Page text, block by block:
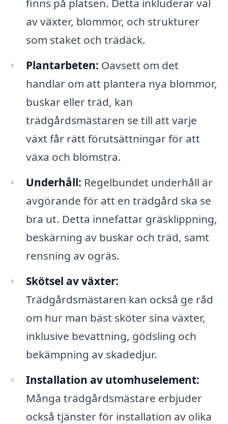
finns på platsen. Detta inkluderar val
av växter, blommor, och strukturer
som staket och trädäck.
Plantarbeten: Oavsett om det
handlar om att plantera nya blommor,
buskar eller träd, kan
trädgårdsmästaren se till att varje
växt får rätt förutsättningar för att
växa och blomstra.
Underhåll: Regelbundet underhåll är
avgörande för att en trädgård ska se
bra ut. Detta innefattar gräsklippning,
beskärning av buskar och träd, samt
rensning av ogräs.
Skötsel av växter:
Trädgårdsmästaren kan också ge råd
om hur man bäst sköter sina växter,
inklusive bevattning, gödsling och
bekämpning av skadedjur.
Installation av utomhuselement:
Många trädgårdsmästare erbjuder
också tjänster för installation av olika